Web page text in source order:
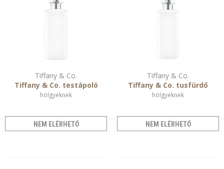
Tiffany & Co.
Tiffany & Co. testápoló
hölgyeknek
NEM ELÉRHETŐ
Tiffany & Co.
Tiffany & Co. tusfürdő
hölgyeknek
NEM ELÉRHETŐ